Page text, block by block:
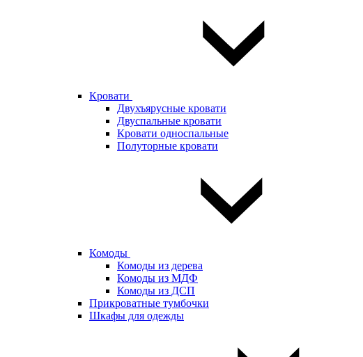
Кровати
Двухъярусные кровати
Двуспальные кровати
Кровати односпальные
Полуторные кровати
Комоды
Комоды из дерева
Комоды из МДФ
Комоды из ДСП
Прикроватные тумбочки
Шкафы для одежды